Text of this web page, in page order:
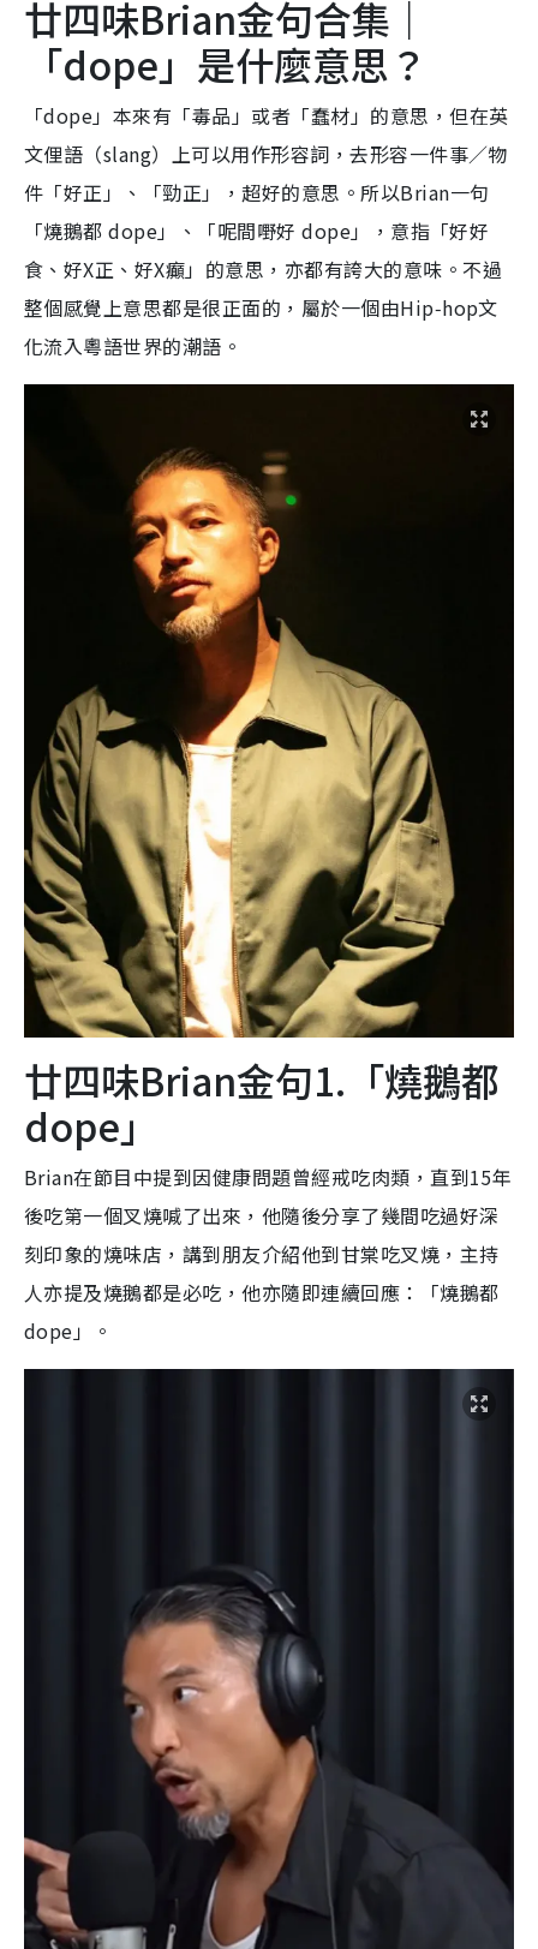
廿四味Brian金句合集｜
「dope」是什麼意思？
「dope」本來有「毒品」或者「蠢材」的意思，但在英
文俚語（slang）上可以用作形容詞，去形容一件事／物
件「好正」、「勁正」，超好的意思。所以Brian一句
「燒鵝都 dope」、「呢間嘢好 dope」，意指「好好
食、好X正、好X癲」的意思，亦都有誇大的意味。不過
整個感覺上意思都是很正面的，屬於一個由Hip‑hop文
化流入粵語世界的潮語。
廿四味Brian金句1.「燒鵝都
dope」
Brian在節目中提到因健康問題曾經戒吃肉類，直到15年
後吃第一個叉燒喊了出來，他隨後分享了幾間吃過好深
刻印象的燒味店，講到朋友介紹他到甘棠吃叉燒，主持
人亦提及燒鵝都是必吃，他亦隨即連續回應：「燒鵝都
dope」。